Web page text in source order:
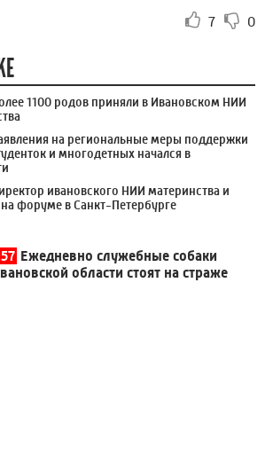
7 0
1100 родов приняли в Ивановском НИИ
на региональные меры поддержки
и многодетных начался в
ивановского НИИ материнства и
на форуме в Санкт-Петербурге
Ежедневно служебные собаки
области стоят на страже